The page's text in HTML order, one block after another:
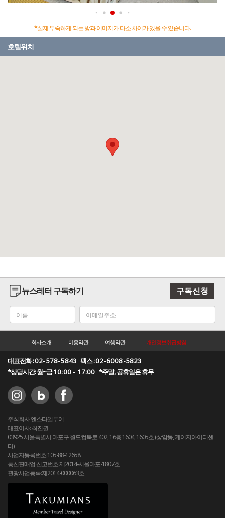
*실제 투숙하게 되는 방과 이미지가 다소 차이가 있을 수 있습니다.
호텔위치
뉴스레터 구독하기 구독신청
회사소개 이용약관 여행약관 개인정보취급방침
대표전화 :02-578-5843 팩스 :02-6008-5823
*상담시간: 월~금10:00 - 17:00 *주말, 공휴일은 휴무
주식회사 엔스타일투어
대표이사: 최진권
03925 서울특별시 마포구 월드컵북로 402, 16층 1604, 1605호 (상암동, 케이지아이티센
터)
사업자등록번호:105-88-12658
통신판매업 신고번호:제2014-서울마포-1807호
관광사업등록:제2014-000063호